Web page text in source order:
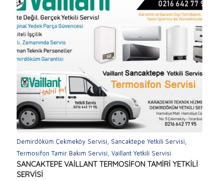
Demirdöküm Çekmeköy Servisi Sancaktepe Yetkili Servisi
Termosifon Tamir Bakım Servisi Vaillant Yetkili Servisi
SANCAKTEPE VAİLLANT TERMOSİFON TAMİRİ YETKİLİ
SERVİSİ